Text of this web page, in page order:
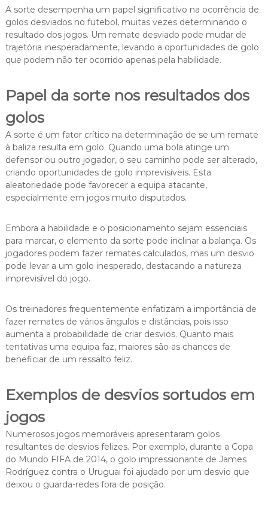
A sorte desempenha um papel significativo na ocorrência de
golos desviados no futebol, muitas vezes determinando o
resultado dos jogos. Um remate desviado pode mudar de
trajetória inesperadamente, levando a oportunidades de golo
que podem não ter ocorrido apenas pela habilidade.
Papel da sorte nos resultados dos
golos
A sorte é um fator crítico na determinação de se um remate
à baliza resulta em golo. Quando uma bola atinge um
defensor ou outro jogador, o seu caminho pode ser alterado,
criando oportunidades de golo imprevisíveis. Esta
aleatoriedade pode favorecer a equipa atacante,
especialmente em jogos muito disputados.
Embora a habilidade e o posicionamento sejam essenciais
para marcar, o elemento da sorte pode inclinar a balança. Os
jogadores podem fazer remates calculados, mas um desvio
pode levar a um golo inesperado, destacando a natureza
imprevisível do jogo.
Os treinadores frequentemente enfatizam a importância de
fazer remates de vários ângulos e distâncias, pois isso
aumenta a probabilidade de criar desvios. Quanto mais
tentativas uma equipa faz, maiores são as chances de
beneficiar de um ressalto feliz.
Exemplos de desvios sortudos em
jogos
Numerosos jogos memoráveis apresentaram golos
resultantes de desvios felizes. Por exemplo, durante a Copa
do Mundo FIFA de 2014, o golo impressionante de James
Rodríguez contra o Uruguai foi ajudado por um desvio que
deixou o guarda-redes fora de posição.